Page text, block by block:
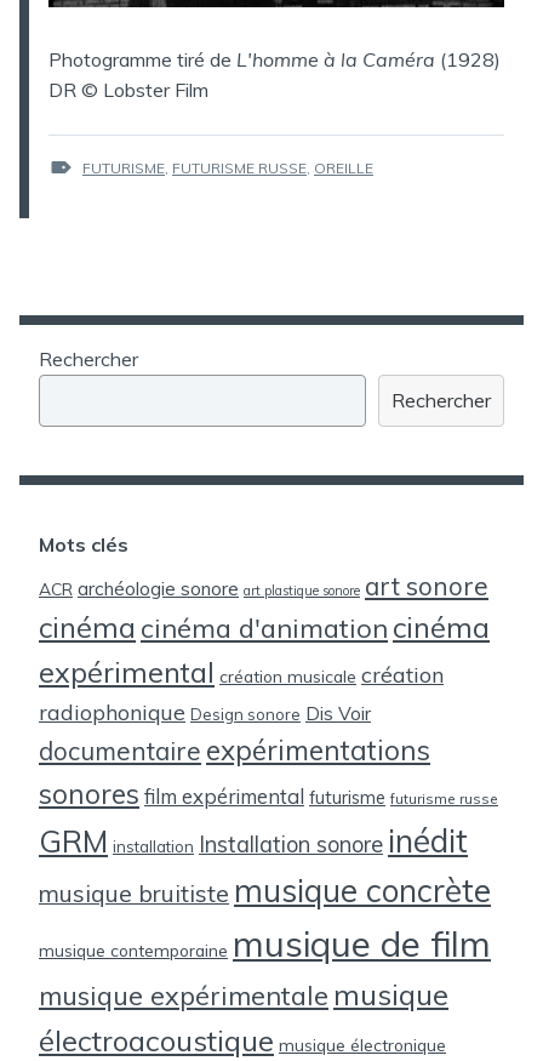
Photogramme tiré de L'homme à la Caméra (1928)
DR © Lobster Film
ÉTIQUETTES :
FUTURISME FUTURISME RUSSE OREILLE
Rechercher
Rechercher
Mots clés
ACR archéologie sonore art plastique sonore art sonore
cinéma cinéma d'animation cinéma
expérimental création musicale création
radiophonique Design sonore Dis Voir
documentaire expérimentations
sonores film expérimental futurisme futurisme russe
GRM installation Installation sonore inédit
musique bruitiste musique concrète
musique contemporaine musique de film
musique expérimentale musique
électroacoustique musique électronique